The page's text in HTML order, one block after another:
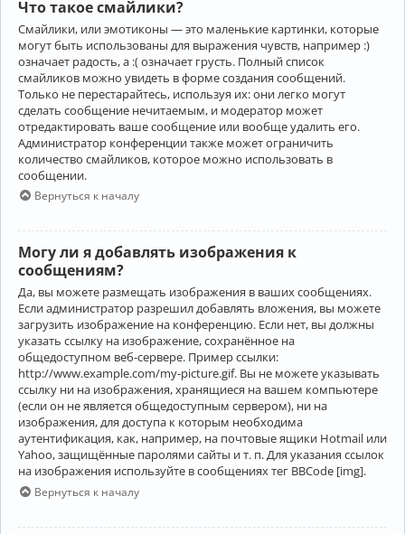
Что такое смайлики?
Смайлики, или эмотиконы — это маленькие картинки, которые
могут быть использованы для выражения чувств, например :)
означает радость, а :( означает грусть. Полный список
смайликов можно увидеть в форме создания сообщений.
Только не перестарайтесь, используя их: они легко могут
сделать сообщение нечитаемым, и модератор может
отредактировать ваше сообщение или вообще удалить его.
Администратор конференции также может ограничить
количество смайликов, которое можно использовать в
сообщении.
Вернуться к началу
Могу ли я добавлять изображения к
сообщениям?
Да, вы можете размещать изображения в ваших сообщениях.
Если администратор разрешил добавлять вложения, вы можете
загрузить изображение на конференцию. Если нет, вы должны
указать ссылку на изображение, сохранённое на
общедоступном веб-сервере. Пример ссылки:
http://www.example.com/my-picture.gif. Вы не можете указывать
ссылку ни на изображения, хранящиеся на вашем компьютере
(если он не является общедоступным сервером), ни на
изображения, для доступа к которым необходима
аутентификация, как, например, на почтовые ящики Hotmail или
Yahoo, защищённые паролями сайты и т. п. Для указания ссылок
на изображения используйте в сообщениях тег BBCode [img].
Вернуться к началу